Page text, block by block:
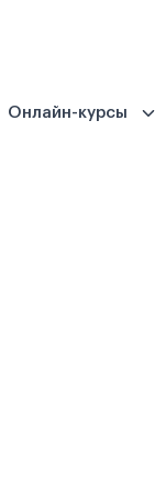
Онлайн-курсы